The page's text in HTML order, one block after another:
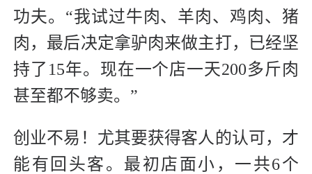
功夫。“我试过牛肉、羊肉、鸡肉、猪
肉，最后决定拿驴肉来做主打，已经坚
持了15年。现在一个店一天200多斤肉
甚至都不够卖。”
创业不易！尤其要获得客人的认可，才
能有回头客。最初店面小，一共6个